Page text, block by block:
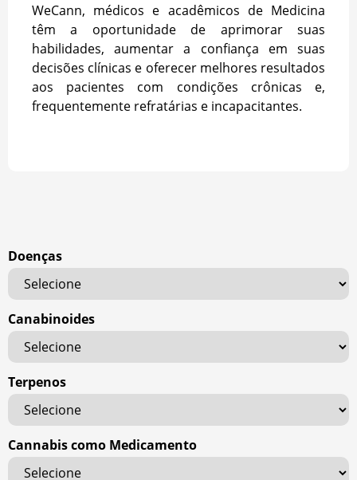
WeCann, médicos e acadêmicos de Medicina
têm a oportunidade de aprimorar suas
habilidades, aumentar a confiança em suas
decisões clínicas e oferecer melhores resultados
aos pacientes com condições crônicas e,
frequentemente refratárias e incapacitantes.
Doenças
Canabinoides
Terpenos
Cannabis como Medicamento